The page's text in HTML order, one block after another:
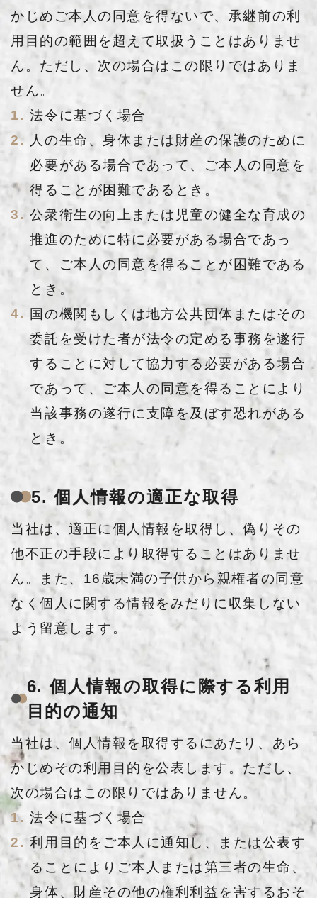
かじめご本人の同意を得ないで、承継前の利
用目的の範囲を超えて取扱うことはありませ
ん。ただし、次の場合はこの限りではありま
せん。
法令に基づく場合
人の生命、身体または財産の保護のために
必要がある場合であって、ご本人の同意を
得ることが困難であるとき。
公衆衛生の向上または児童の健全な育成の
推進のために特に必要がある場合であっ
て、ご本人の同意を得ることが困難である
とき。
国の機関もしくは地方公共団体またはその
委託を受けた者が法令の定める事務を遂行
することに対して協力する必要がある場合
であって、ご本人の同意を得ることにより
当該事務の遂行に支障を及ぼす恐れがある
とき。
5. 個人情報の適正な取得
当社は、適正に個人情報を取得し、偽りその
他不正の手段により取得することはありませ
ん。また、16歳未満の子供から親権者の同意
なく個人に関する情報をみだりに収集しない
よう留意します。
6. 個人情報の取得に際する利用
目的の通知
当社は、個人情報を取得するにあたり、あら
かじめその利用目的を公表します。ただし、
次の場合はこの限りではありません。
法令に基づく場合
利用目的をご本人に通知し、または公表す
ることによりご本人または第三者の生命、
身体、財産その他の権利利益を害するおそ